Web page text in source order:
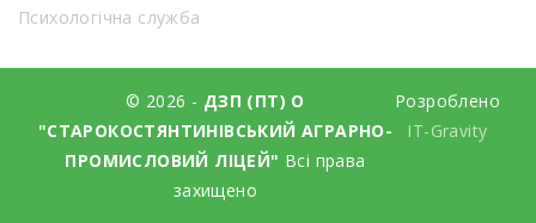
Психологічна служба
© 2026 - ДЗП (ПТ) О
"СТАРОКОСТЯНТИНІВСЬКИЙ АГРАРНО-
ПРОМИСЛОВИЙ ЛІЦЕЙ" Всі права
захищено
Розроблено
IT-Gravity